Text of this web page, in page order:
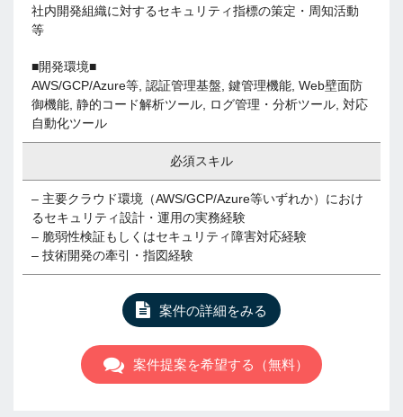
社内開発組織に対するセキュリティ指標の策定・周知活動
等
■開発環境■
AWS/GCP/Azure等, 認証管理基盤, 鍵管理機能, Web壁面防
御機能, 静的コード解析ツール, ログ管理・分析ツール, 対応
自動化ツール
必須スキル
– 主要クラウド環境（AWS/GCP/Azure等いずれか）におけ
るセキュリティ設計・運用の実務経験
– 脆弱性検証もしくはセキュリティ障害対応経験
– 技術開発の牽引・指図経験
案件の詳細をみる
案件提案を希望する（無料）